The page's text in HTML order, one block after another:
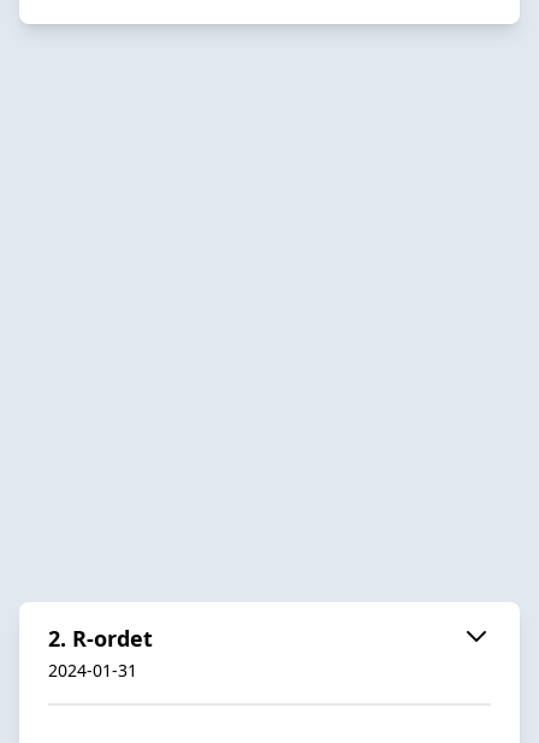
2. R-ordet
2024-01-31